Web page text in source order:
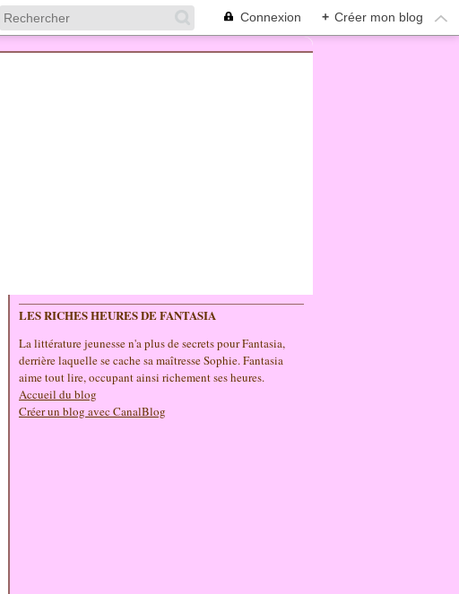
Connexion + Créer mon blog
LES RICHES HEURES DE FANTASIA
La littérature jeunesse n'a plus de secrets pour Fantasia,
derrière laquelle se cache sa maîtresse Sophie. Fantasia
aime tout lire, occupant ainsi richement ses heures.
Accueil du blog
Créer un blog avec CanalBlog